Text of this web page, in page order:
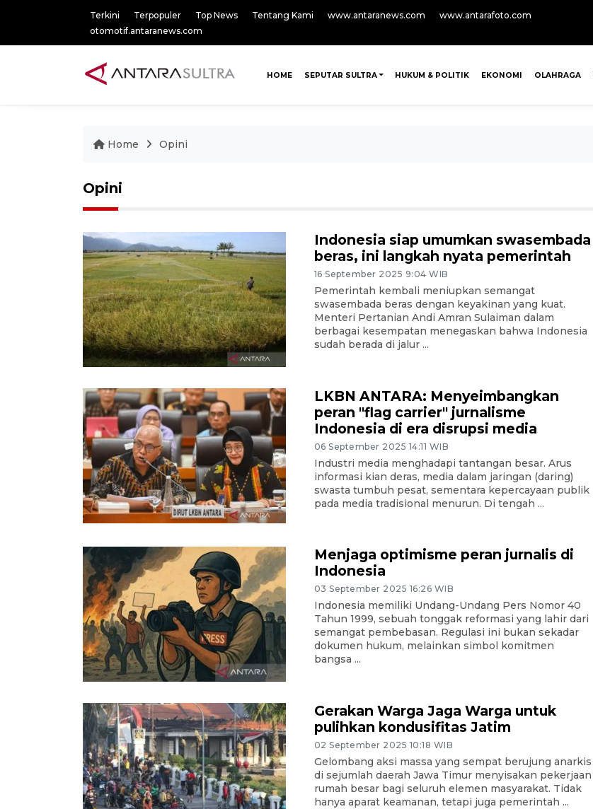
Terkini Terpopuler Top News Tentang Kami www.antaranews.com
www.antarafoto.com
otomotif.antaranews.com
HOME SEPUTAR SULTRA HUKUM & POLITIK EKONOMI OLAHRAGA
Home Opini
Opini
Indonesia siap umumkan swasembada
beras, ini langkah nyata pemerintah
16 September 2025 9:04 WIB
Pemerintah kembali meniupkan semangat
swasembada beras dengan keyakinan yang kuat.
Menteri Pertanian Andi Amran Sulaiman dalam
berbagai kesempatan menegaskan bahwa Indonesia
sudah berada di jalur ...
LKBN ANTARA: Menyeimbangkan
peran "flag carrier" jurnalisme
Indonesia di era disrupsi media
06 September 2025 14:11 WIB
Industri media menghadapi tantangan besar. Arus
informasi kian deras, media dalam jaringan (daring)
swasta tumbuh pesat, sementara kepercayaan publik
pada media tradisional menurun. Di tengah ...
Menjaga optimisme peran jurnalis di
Indonesia
03 September 2025 16:26 WIB
Indonesia memiliki Undang-Undang Pers Nomor 40
Tahun 1999, sebuah tonggak reformasi yang lahir dari
semangat pembebasan. Regulasi ini bukan sekadar
dokumen hukum, melainkan simbol komitmen
bangsa ...
Gerakan Warga Jaga Warga untuk
pulihkan kondusifitas Jatim
02 September 2025 10:18 WIB
Gelombang aksi massa yang sempat berujung anarkis
di sejumlah daerah Jawa Timur menyisakan pekerjaan
rumah besar bagi seluruh elemen masyarakat. Tidak
hanya aparat keamanan, tetapi juga pemerintah ...